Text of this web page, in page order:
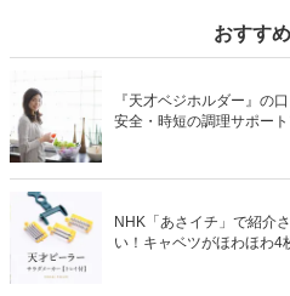
チェックしてみてください。
おすす
『天才ベジホルダー』の
安全・時短の調理サポート
NHK「あさイチ」で紹介
い！キャベツがほわほわ4